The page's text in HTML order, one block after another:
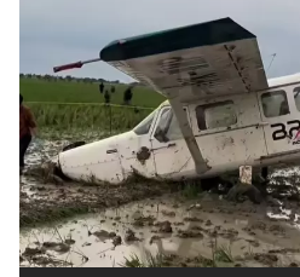
Insight
NTB
Suara
Time
Lens
IDN
Daily
Jogja
Jalan
Rakyat
Idealita
News
Kita
Notice
Dinamikapost.com
Radar
Baru
Seedbacklink
Follow
Kabarbaru